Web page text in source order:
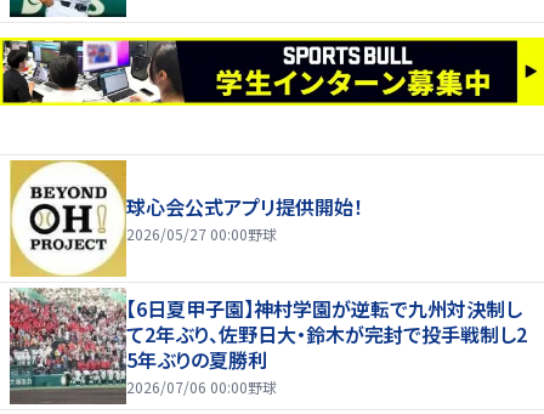
球心会公式アプリ提供開始！
2026/05/27 00:00野球
【6日夏甲子園】神村学園が逆転で九州対決制し
て2年ぶり、佐野日大・鈴木が完封で投手戦制し2
5年ぶりの夏勝利
2026/07/06 00:00野球